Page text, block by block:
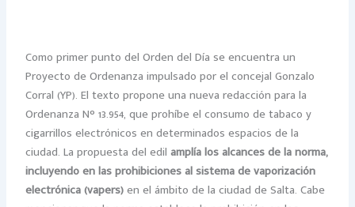
Como primer punto del Orden del Día se encuentra un
Proyecto de Ordenanza impulsado por el concejal Gonzalo
Corral (YP). El texto propone una nueva redacción para la
Ordenanza N° 13.954, que prohíbe el consumo de tabaco y
cigarrillos electrónicos en determinados espacios de la
ciudad. La propuesta del edilamplía los alcances de la norma,
incluyendo en las prohibiciones al sistema de vaporización
electrónica (vapers)en el ámbito de la ciudad de Salta. Cabe